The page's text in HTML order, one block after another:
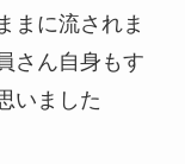
まに流されま
さん自身もす
いました